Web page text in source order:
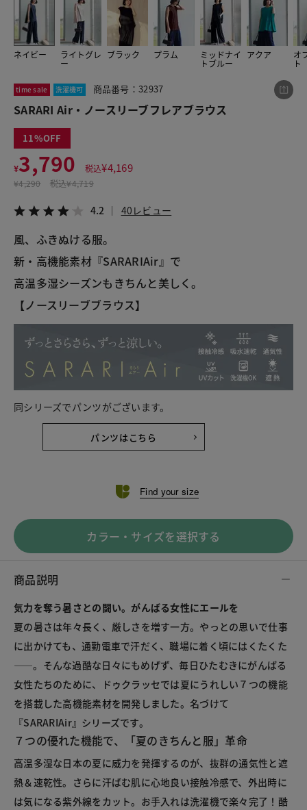
ネイビー ライトグレ
ー
ブラック プラム ミッドナイ
トブルー
アクア オ
ト
36
time sale 洗濯機可 商品番号：32937
SARARI Air・ノースリーブフレアブラウス
11
¥3,790 税込¥4,169
¥4,290 税込¥4,719
4.2 40レビュー
風、ふきぬける服。
新・高機能素材『SARARIAir』で
高温多湿シーズンもきちんと美しく。
【ノースリーブブラウス】
同シリーズでパンツがございます。
パンツはこちら
Find your size
カラー・サイズを選択する
商品説明
気力を奪う暑さとの闘い。がんばる女性にエールを
夏の暑さは年々長く、厳しさを増す一方。やっとの思いで仕事
に出かけても、通勤電車で汗だく、職場に着く頃にはくたくた
――。そんな過酷な日々にもめげず、毎日ひたむきにがんばる
女性たちのために、ドゥクラッセでは夏にうれしい７つの機能
を搭載した高機能素材を開発しました。名づけて
『SARARIAir』シリーズです。
７つの優れた機能で、「夏のきちんと服」革命
高温多湿な日本の夏に威力を発揮するのが、抜群の通気性と遮
熱＆速乾性。さらに汗ばむ肌に心地良い接触冷感で、外出時に
は気になる紫外線をカット。お手入れは洗濯機で楽々完了！酷
この商品をシェアする
¥3,790
税込¥4,169
LINE X メール